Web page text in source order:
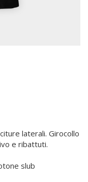
laterali. Girocollo
e ribattuti.
slub